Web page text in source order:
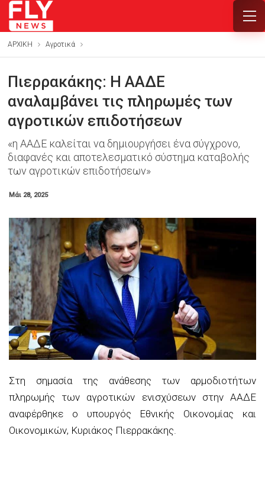
ΑΡΧΙΚΗ Αγροτικά
Πιερρακάκης: Η ΑΑΔΕ
αναλαμβάνει τις πληρωμές των
αγροτικών επιδοτήσεων
«η ΑΑΔΕ καλείται να δημιουργήσει ένα σύγχρονο,
διαφανές και αποτελεσματικό σύστημα καταβολής
των αγροτικών επιδοτήσεων»
Μάι 28, 2025
Στη σημασία της ανάθεσης των αρμοδιοτήτων
πληρωμής των αγροτικών ενισχύσεων στην ΑΑΔΕ
αναφέρθηκε ο υπουργός Εθνικής Οικονομίας και
Οικονομικών, Κυριάκος Πιερρακάκης.